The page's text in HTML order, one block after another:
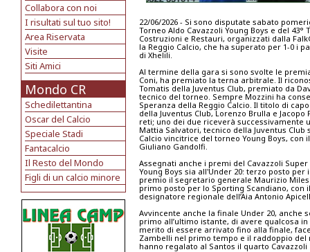
Collabora con noi
I risultati sul tuo sito!
Area Riservata
Visite
Siti Amici
Mondo CR
Schedilettantina
Oscar del Calcio
Speciale Stadi
Fantacalcio
Il Resto del Mondo
Figli di un calcio minore
22/06/2026 - Si sono disputate sabato
Torneo Aldo Cavazzoli Young Boys e del
Costruzioni e Restauri, organizzati dalla
la Reggio Calcio, che ha superato per 1-0 i
di Xhelili.
Al termine della gara si sono svolte le
Coni, ha premiato la terna arbitrale. Il
Tomatis della Juventus Club, premiato da
tecnico del torneo. Sempre Mozzini ha
Speranza della Reggio Calcio. Il titolo di
della Juventus Club, Lorenzo Brulla e
reti; uno dei due riceverà successivamente
Mattia Salvatori, tecnico della Juventus
Calcio vincitrice del torneo Young Boys,
Giuliano Gandolfi.
Assegnati anche i premi del Cavazzoli
Young Boys sia all'Under 20: terzo posto
premio il segretario generale Maurizio
primo posto per lo Sporting Scandiano,
designatore regionale dell’Aia Antonio
Avvincente anche la finale Under 20, anche
primo all’ultimo istante, di avere qualcosa
merito di essere arrivato fino alla finale,
Zambelli nel primo tempo e il raddoppio
hanno regalato al Santos il quarto Cavazzoli